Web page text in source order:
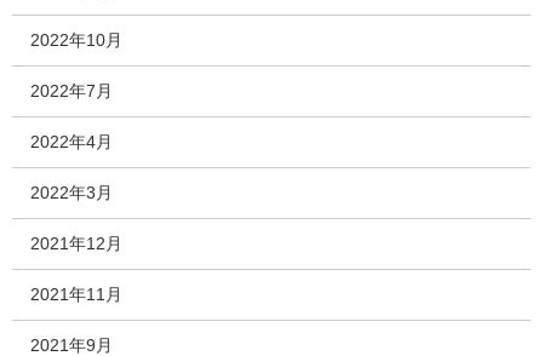
2022年10月
2022年7月
2022年4月
2022年3月
2021年12月
2021年11月
2021年9月